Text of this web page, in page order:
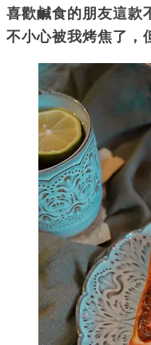
喜歡鹹食的朋友這款
不小心被我烤焦了，